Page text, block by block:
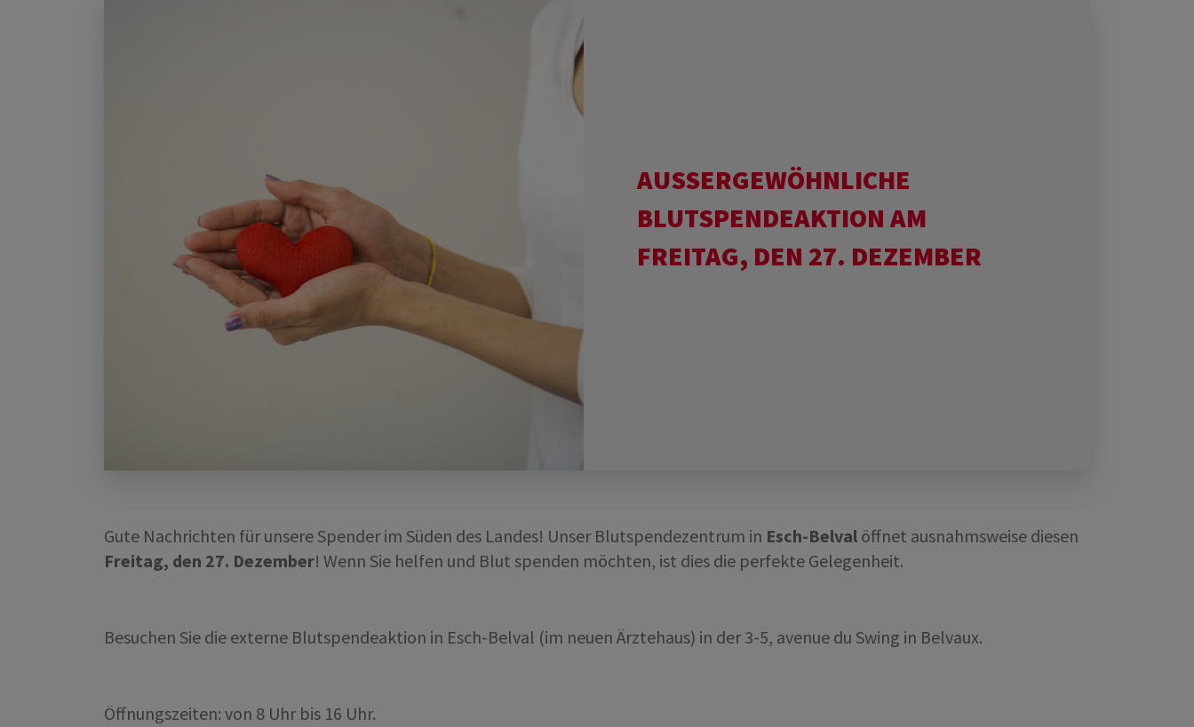
AUSSERGEWÖHNLICHE B
LUTSPENDEAKTION AM F
REITAG, DEN 27. DEZEMBER
Gute Nachrichten für unsere Spender im Süden des Landes! Unser Blutspendezentrum in Esch-Belval öffnet ausnahmsweise diesen
Freitag, den 27. Dezember! Wenn Sie helfen und Blut spenden möchten, ist dies die perfekte Gelegenheit.
Besuchen Sie die externe Blutspendeaktion in Esch-Belval (im neuen Ärztehaus) in der 3-5, avenue du Swing in Belvaux.
Öffnungszeiten: von 8 Uhr bis 16 Uhr.